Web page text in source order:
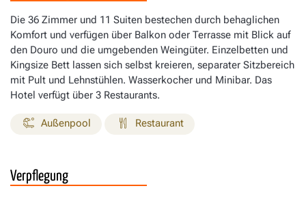
Die 36 Zimmer und 11 Suiten bestechen durch behaglichen
Komfort und verfügen über Balkon oder Terrasse mit Blick auf
den Douro und die umgebenden Weingüter. Einzelbetten und
Kingsize Bett lassen sich selbst kreieren, separater Sitzbereich
mit Pult und Lehnstühlen. Wasserkocher und Minibar. Das
Hotel verfügt über 3 Restaurants.
Außenpool Restaurant
Verpflegung